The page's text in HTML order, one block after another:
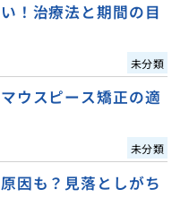
！治療法と期間の目
未分類
ウスピース矯正の適
未分類
因も？見落としがち